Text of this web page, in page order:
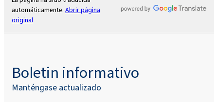
automáticamente. Abrir página
original
Boletin informativo
Manténgase actualizado